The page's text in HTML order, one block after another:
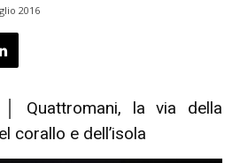
2016
Quattromani, la via della
corallo e dell’isola